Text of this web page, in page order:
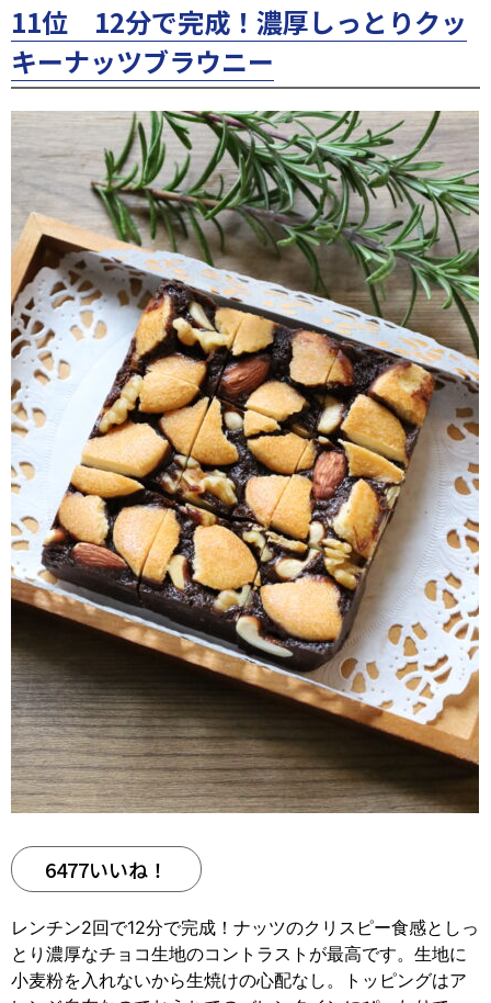
11位 12分で完成！濃厚しっとりクッ
キーナッツブラウニー
6477いいね！
レンチン2回で12分で完成！ナッツのクリスピー食感としっ
とり濃厚なチョコ生地のコントラストが最高です。生地に
小麦粉を入れないから生焼けの心配なし。トッピングはア